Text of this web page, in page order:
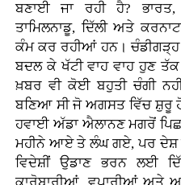
ਬਣਾਈ ਜਾ ਰਹੀ ਹੈ? ਭਾਰਤ,
ਤਾਮਿਲਨਾਡੂ, ਦਿੱਲੀ ਅਤੇ
ਕੰਮ ਕਰ ਰਹੀਆਂ ਹਨ। ਚੰਡੀਗੜ੍ਹ
ਬਦਲ ਕੇ ਖੱਟੀ ਵਾਹ ਵਾਹ ਹੁਣ
ਖ਼ਬਰ ਵੀ ਕੋਈ ਬਹੁਤੀ ਚੰਗੀ
ਬਣਿਆ ਸੀ ਜੋ ਅਗਸਤ ਵਿੱਚ ਸ਼ੁਰੂ
ਹਵਾਈ ਅੱਡਾ ਐਲਾਨਣ ਮਗਰੋਂ
ਮਹੀਨੇ ਆਏ ਤੇ ਲੰਘ ਗਏ, ਪਰ ਦੇਸ਼
ਵਿਦੇਸ਼ੀਂ ਉਡਾਣ ਭਰਨ ਲਈ